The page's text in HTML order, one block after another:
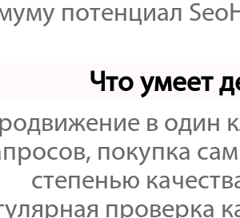
потенциал
Что умеет
в один
покупка
степенью
проверка